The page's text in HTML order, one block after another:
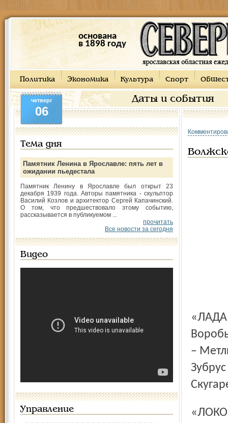
основана
в 1898 году
Политика Экономика Культура Спорт
Даты и события
четверг
06
Тема дня
Памятник Ленина в Ярославле: пять лет в
ожидании пьедестала
Памятник Ленину в Ярославле был открыт 23
декабря 1939 года. Авторы памятника - скульптор
Василий Козлов и архитектор Сергей Капачинский.
О том, что предшествовало этому событию,
рассказывается в публикуемом ...
прочитать
Все новости за сегодня
Видео
Управление
«ЛАДА» (8): Маркканен; Титов (2) – Семенов (4), Д.
–
«ЛОКОМОТИВ» (14+2 к. ш.): Ламот; Карповцев (2) – Жуков,